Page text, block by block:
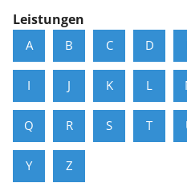
Leistungen
A B C D
I J K L
Q R S T
Y Z